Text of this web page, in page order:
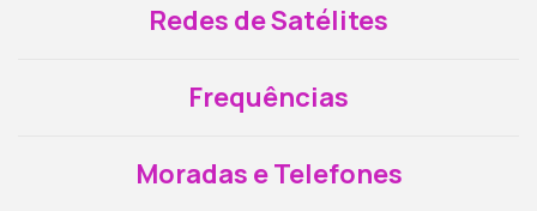
Redes de Satélites
Frequências
Moradas e Telefones